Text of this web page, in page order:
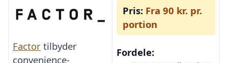
Factor tilbyder
convenience-
Pris: Fra 90 kr. pr.
portion
Fordele: